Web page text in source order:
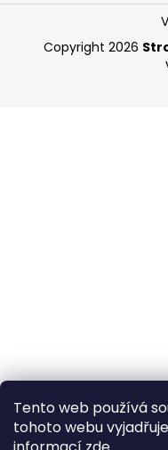
Tento web používá
tohoto webu
Copyright 2026